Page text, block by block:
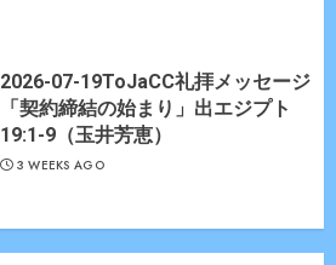
2026-07-19ToJaCC礼拝メッセージ
「契約締結の始まり」出エジプト
19:1-9（玉井芳恵）
3 WEEKS AGO